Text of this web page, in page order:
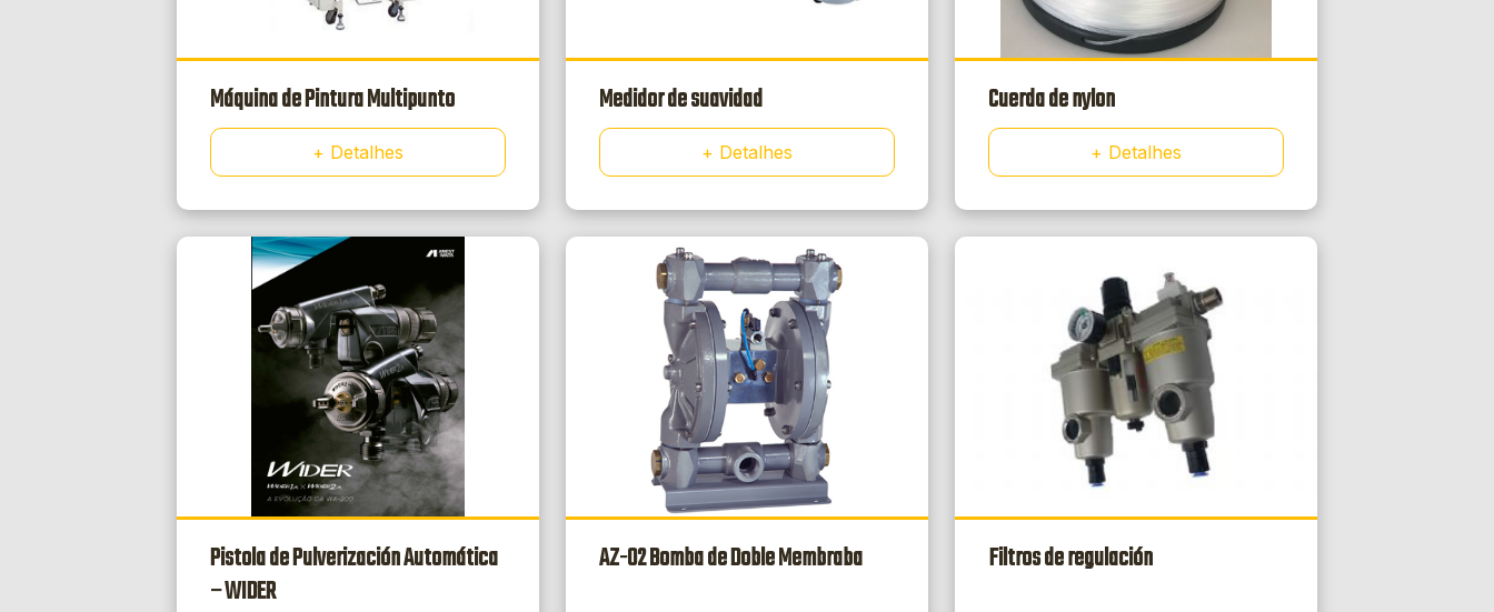
Máquina de Pintura Multipunto
+ Detalhes
Medidor de suavidad
+ Detalhes
Cuerda de nylon
+ Detalhes
Pistola de Pulverización Automática
– WIDER
AZ-02 Bomba de Doble Membraba Filtros de regulación